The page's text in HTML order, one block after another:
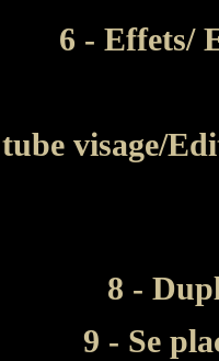
6 - Effets/
visage/
8 -
9 - Se